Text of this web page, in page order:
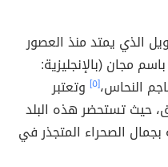
الذي يمتد منذ العصور
مجان (بالإنجليزية:
[٥]
وتعتبر
حيث تستحضر هذه البلد
بجمال الصحراء المتجذر في